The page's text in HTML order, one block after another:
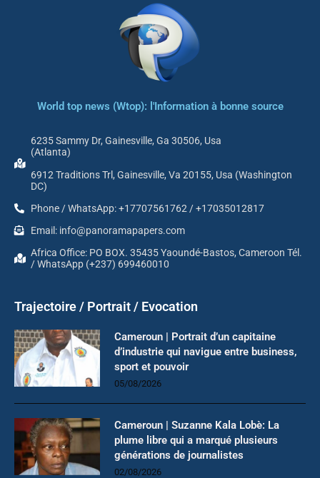
World top news (Wtop): l'Information à bonne source
6235 Sammy Dr, Gainesville, Ga 30506, Usa
(Atlanta)
6912 Traditions Trl, Gainesville, Va 20155, Usa (Washington
DC)
Phone / WhatsApp: +17707561762 / +17035012817
Email: info@panoramapapers.com
Africa Office: PO BOX. 35435 Yaoundé-Bastos, Cameroon Tél.
/ WhatsApp (+237) 699460010
Trajectoire / Portrait / Evocation
Cameroun | Portrait d’un capitaine
d’industrie qui navigue entre business,
sport et pouvoir
05/08/2026
Cameroun | Suzanne Kala Lobè: La
plume libre qui a marqué plusieurs
générations de journalistes
02/08/2026